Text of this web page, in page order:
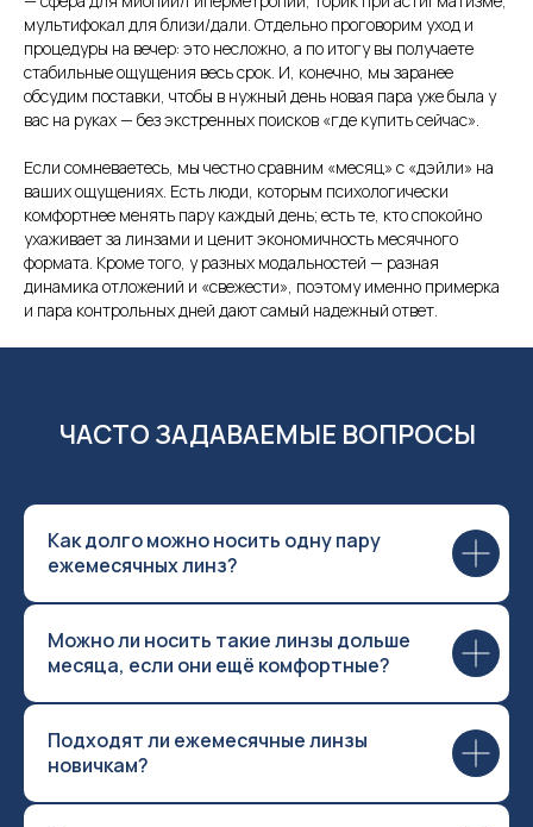
мультифокал для близи/дали. Отдельно проговорим уход и
процедуры на вечер: это несложно, а по итогу вы получаете
стабильные ощущения весь срок. И, конечно, мы заранее
обсудим поставки, чтобы в нужный день новая пара уже была у
вас на руках — без экстренных поисков «где купить сейчас».
Если сомневаетесь, мы честно сравним «месяц» с «дэйли» на
ваших ощущениях. Есть люди, которым психологически
комфортнее менять пару каждый день; есть те, кто спокойно
ухаживает за линзами и ценит экономичность месячного
формата. Кроме того, у разных модальностей — разная
динамика отложений и «свежести», поэтому именно примерка
и пара контрольных дней дают самый надежный ответ.
ЧАСТО ЗАДАВАЕМЫЕ ВОПРОСЫ
Как долго можно носить одну пару
ежемесячных линз?
Можно ли носить такие линзы дольше
месяца, если они ещё комфортные?
Подходят ли ежемесячные линзы
новичкам?